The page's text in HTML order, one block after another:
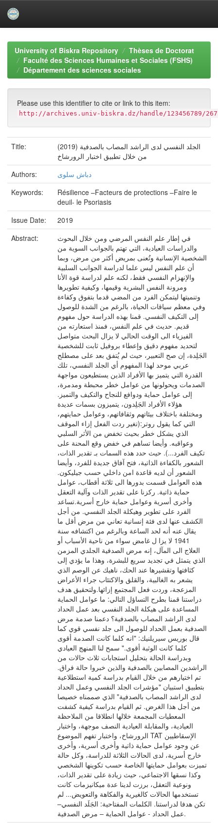
navigationUniversity of Biskra Repository
Thèses de Doctorat
Faculté des Sciences Humaines et Sociales (FSHS)
Département des sciences sociales
Please use this identifier to cite or link to this item:
http://archives.univ-biskra.dz/handle/123456789/
Title:
(2019) الجلد النفسي لدى الراشد المصاب بالصدفية
من خلال تطبيق اختبار الرورشاخ
Authors:
دباش سلوى
Keywords:
Résilience –Facteurs de protections –Faire le
deuil- le Psoriasis
Issue Date:
2019
Abstract:
في إطار علم النفس المرضي ومن خلال البحوث
والدراسات العيادية، التي تهتم بالجوانب السوية من
الشخصية الإنسانية وتُعنى بمريض أكثر من مرض، وبما
أن علم النفس ليس علما لدراسة الجوانب السلبية
والإنهزام النفسي فقط، لكنه علم لدراسة قوة الأنا
ومرونة النفس البشرية وقيمها، وكيفية تطويرها
وتنميتها ليتمكن الفرد من المضي قدما بتفوق وكفاءة
وفي معظم سياقات الحياة، بالرغم من الشدة للوصول
إلى التكيف النفسي. قمنا بهذه الدراسة حول مفهوم
قديم. حديث في علم النفس، فمنذ استعارته من
الفيزياء الى الوقت الحالي لا يزال البحث متواصل
لتحديد مفهوم دقيق وإعطاء بروفيل ثابت للشخصية
الجَلِدة، إن صح التعبير، حيث لم يُتفق بعد على مصطلح
عربي موحد لهذا المفهوم أي الجلد النفسي، تلك
القدرة التي يتميز بها الأفراد الذين يستطيعون مواجهة
الصدمات ويحولونها من عوامل خطر محبطة ومدمرة،
إلى عوامل حماية ودوافع للنجاح والتكيف والتميز.
هؤلاء الأفراد الجَلِدون، يتميزون بسمات عديدة
ومختلفة باختلاف بيئاتهم وثقافاتهم، وعوامل حمايتهم،
التي كما يقول روتر:(تغير ردت الفعل إزاء الموقف
الذي يشكل خطر بحيث تخفض من الأثر السلبي
وعواقبه. وأيضا تساهم في خفض وقع المحنة على
تكيف الفرد...). حيث حدد هذه السمات بـ تقدير الذات،
الشعور بالكفاءة الذاتية، فتح آفاق جديدة للفرد، وأيضا
الشعور أن لديه قاعدة امن داخلي حسب جيليكون.
هذه العوامل قسمت بدورها الى ثلاثة أقطاب، عوامل
حماية ذاتية. ركزنا على تقدير الذات وآلية التعقل
وأخرى أسرية وعوامل حماية خارج أسرية.تساعد
الفرد على تطوير وهيكلة الجلد النفسي. من أجل
الكشف عنها لدى فئة إنسانية تعاني من مرض أقل ما
يقال عنه أنه لحد الساعة وبالرغم من اكتشافه سنة
1941 لا يزا ل غامض سواء من ناحية الأسباب أو
العلاج الى المآل، إنه مرض الصدفية الجلدي المزمن
الذي يتمثل في تجديد سريع للبشرة، وهذا ما يؤدي إلى
كثافتها وتقشيرها عند الحك، ناهيك عن الوصم الذي
يشعر به الغالبية، والقلق والاكتئاب جراء الأعراض
المزعجة، وردت فعل المجتمع إزائها.ولتحقيق هدف
دراستنا قمنا بطرح التساؤل التالي: ما عوامل الحماية
المساعدة على هيكلة الجلد النفسي بعد عمل الحداد
لدى الراشد المصاب بالصدفية؟ دعمنا صدمة مرض
الصدفية بعمل الحداد للوصول الى جلد نفسي قوي كما
قال بوريس سيريلنيك: "انه كلما كانت الصدمة أقوى
كلما كانت الوثبة أقوى." سمح لنا المنهج العيادي
وبدراسة الحالة بتحليل استجابات ثلاث حالات من
الراشدين المصابين بالصدفية والذين خبروا حالة فراق.
تم اختيارهم من خلال القيام بدراسة كمية استطلاعية
بتطبيق استبيان "مؤشرات الجلد النفسي وعمل الحداد
لدى الراشد المصاب بالصدفية" الذي صممناه خصيصا
من أجل هذا الغرض. ثم القيام بدراسة كيفية كشفت
المعطيات المجمعة خلالها انطلاقا من الملاحظة
العيادية، والمقابلة العيادية النصف موجهة، واختبار
الرورشاخ، واختبار تفهم الموضوع TAT الإسقاطيين
عن وجود عوامل حماية ذاتية وأخرى أسرية، وأخرى
خارج أسرية، لدى الحالات الثلاثة للدراسة، وكل حالة
تميزت بعوامل حمايتها الخاصة حسب تكوينها الشخصي
وكذا نسقها الاجتماعي، حيث زيادة على تقدير الذات،
ونوعية التعقل، برزت لدينا عدة ميكانيزمات كانت
تستخدمها الحالات كالغيرية والفكاهة والتعويض... لم
تكن هدفا لدراستنا. الكلمات المفتاحية: الجَلَد النفسي–
عمل الحداد - عوامل الحماية – مرض الصدفية.